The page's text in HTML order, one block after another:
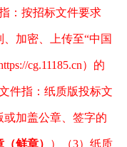
：按招标文件要求
加密、上传至“中国
cg.11185.cn）的
件指：纸质版投标文
加盖公章、签字的
鲜章） ）（3）纸质